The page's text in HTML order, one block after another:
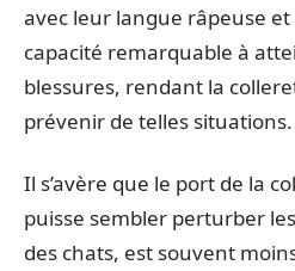
avec leur langue râpeuse
capacité remarquable à
blessures, rendant la
prévenir de telles situations.
Il s’avère que le port de la
puisse sembler perturber
des chats, est souvent